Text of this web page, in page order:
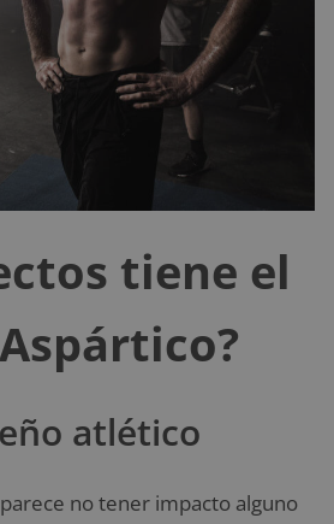
tiene el
atlético
no tener impacto alguno